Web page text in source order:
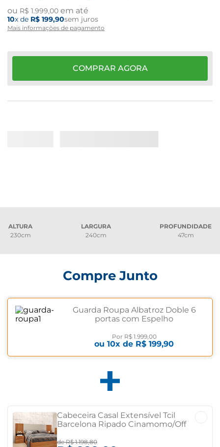
ou R$ 1.999,00 em até
10x de R$ 199,90sem juros
Mais informações de pagamento
COMPRAR AGORA
ALTURA
230cm
LARGURA
240cm
PROFUNDIDADE
47cm
Compre Junto
Guarda Roupa Albatroz Doble 6
portas com Espelho
Por R$ 1.999,00
ou10x de R$ 199,90
Cabeceira Casal Extensível Tcil
Barcelona Ripado Cinamomo/Off
deR$ 1.198,80